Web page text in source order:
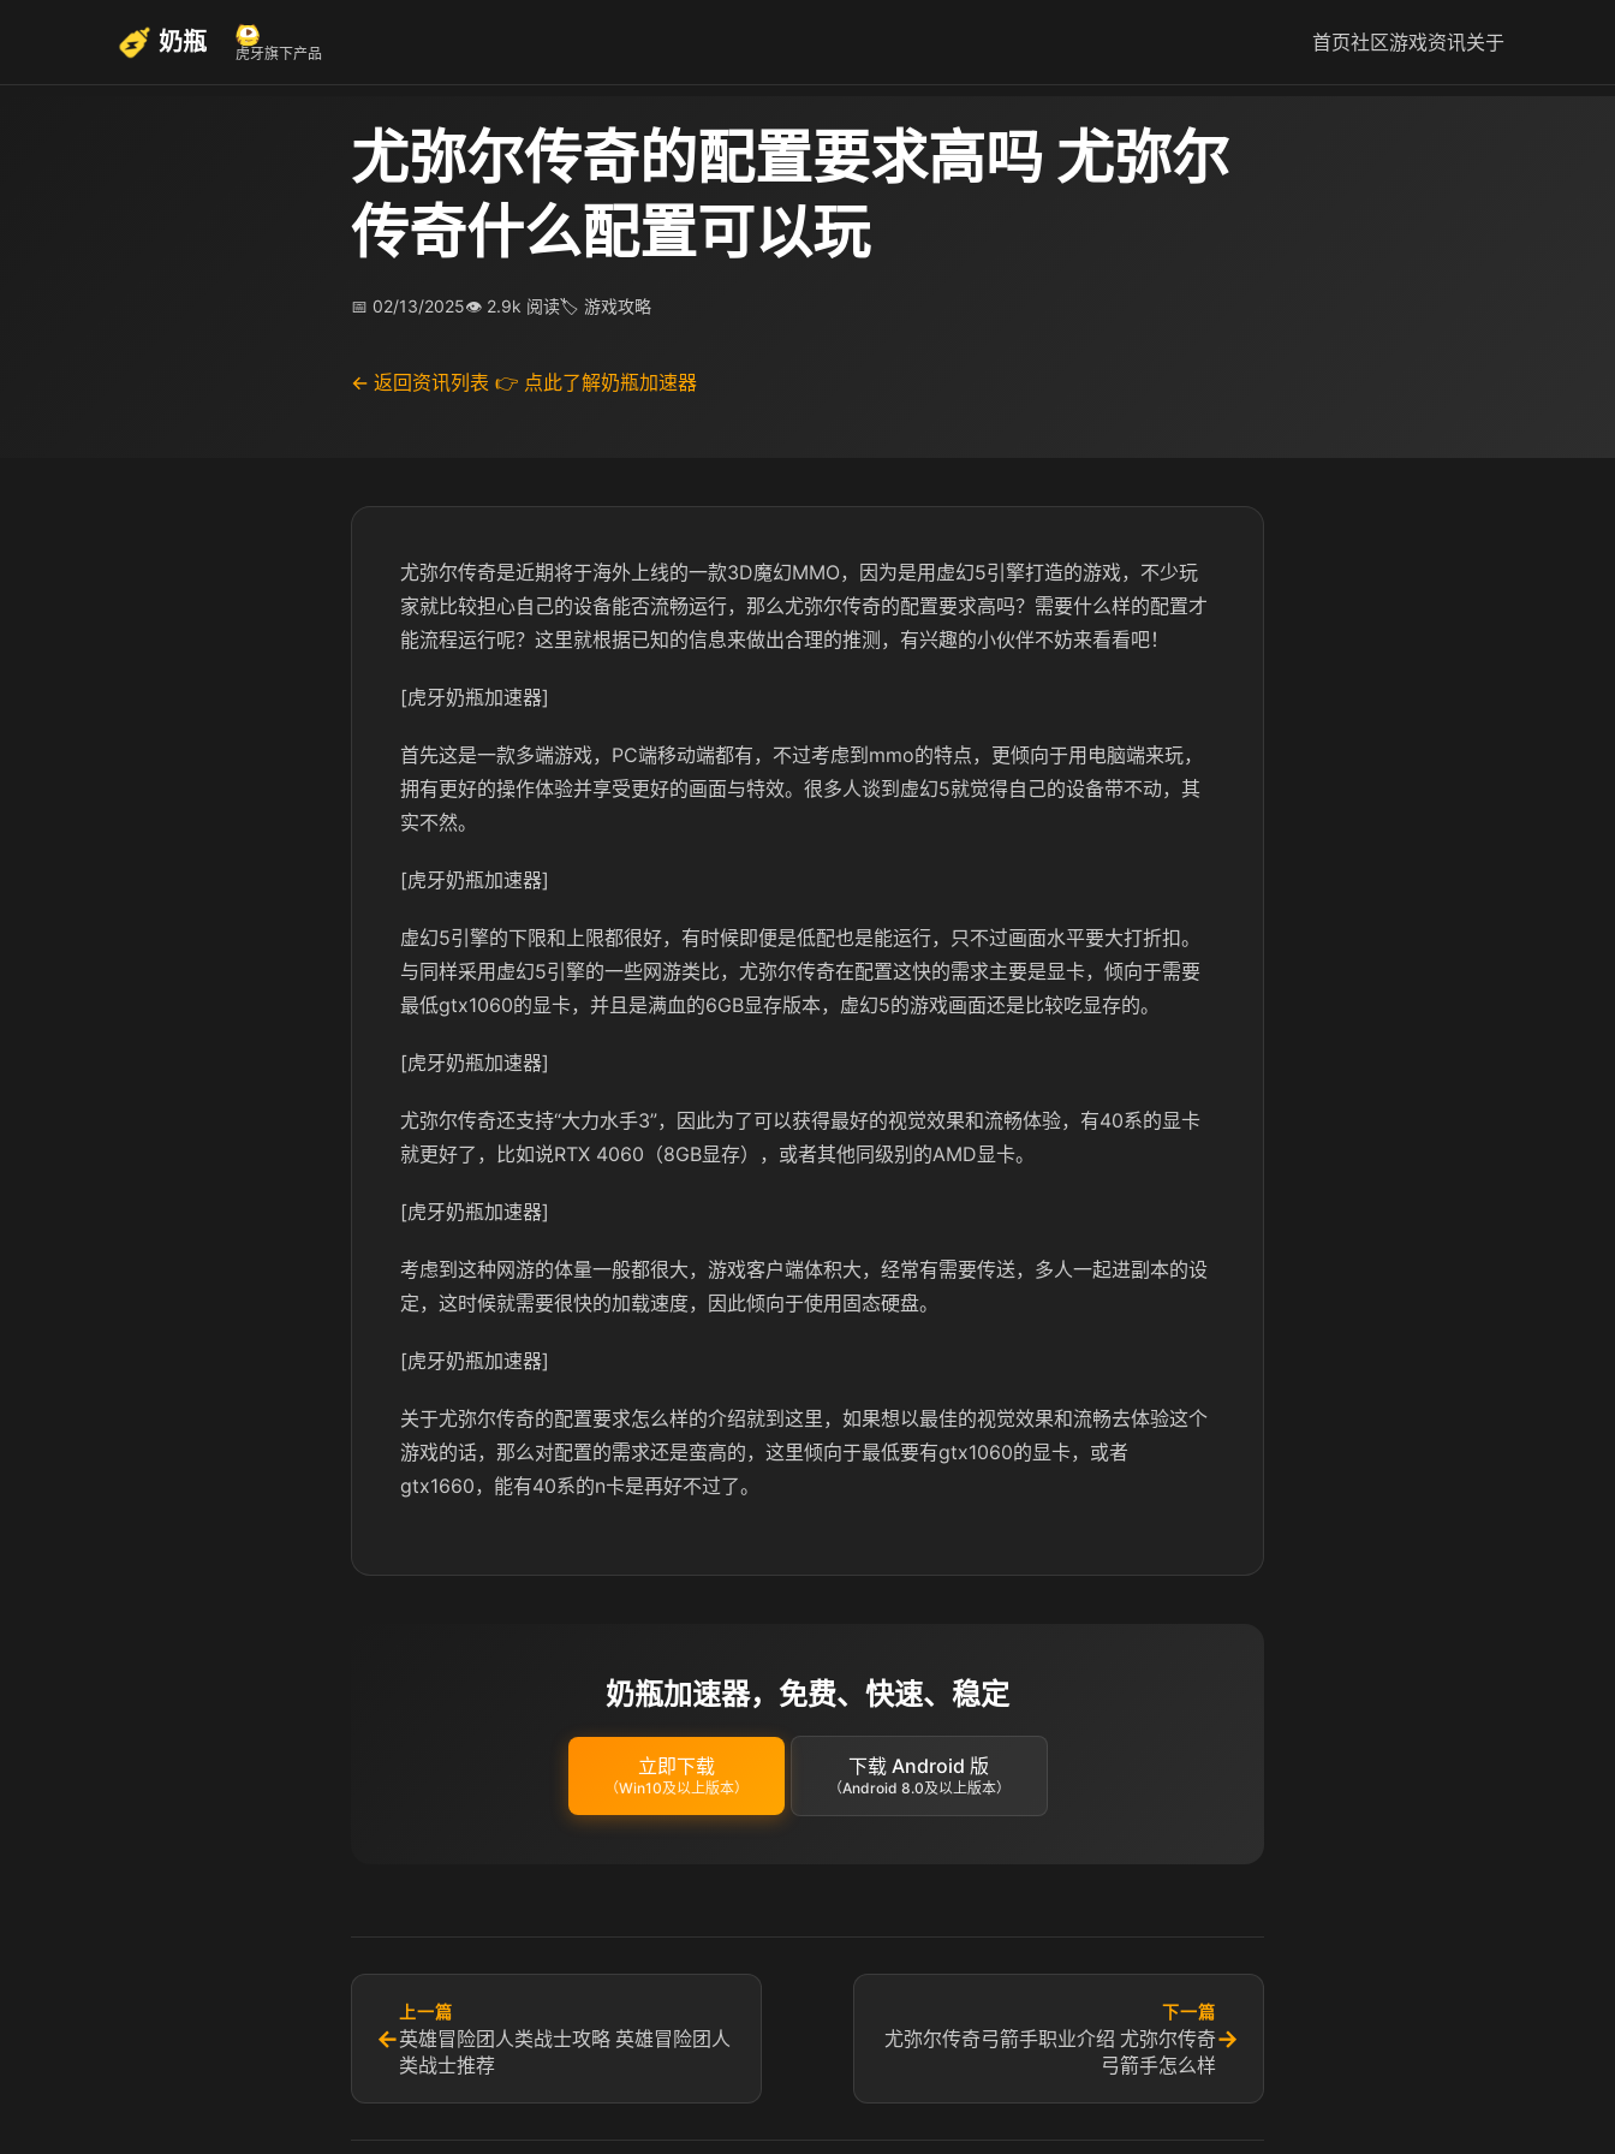
奶瓶 虎牙旗下产品 首页社区游戏资讯关于
尤弥尔传奇的配置要求高吗 尤弥尔
传奇什么配置可以玩​
📅 02/13/2025👁 2.9k 阅读🏷 游戏攻略
← 返回资讯列表 👉 点此了解奶瓶加速器
尤弥尔传奇是近期将于海外上线的一款3D魔幻MMO，因为是用虚幻5引擎打造的游戏，不少玩
家就比较担心自己的设备能否流畅运行，那么尤弥尔传奇的配置要求高吗？需要什么样的配置才
能流程运行呢？这里就根据已知的信息来做出合理的推测，有兴趣的小伙伴不妨来看看吧！
[虎牙奶瓶加速器]
首先这是一款多端游戏，PC端移动端都有，不过考虑到mmo的特点，更倾向于用电脑端来玩，
拥有更好的操作体验并享受更好的画面与特效。很多人谈到虚幻5就觉得自己的设备带不动，其
实不然。
[虎牙奶瓶加速器]
虚幻5引擎的下限和上限都很好，有时候即便是低配也是能运行，只不过画面水平要大打折扣。
与同样采用虚幻5引擎的一些网游类比，尤弥尔传奇在配置这快的需求主要是显卡，倾向于需要
最低gtx1060的显卡，并且是满血的6GB显存版本，虚幻5的游戏画面还是比较吃显存的。
[虎牙奶瓶加速器]
尤弥尔传奇还支持“大力水手3”，因此为了可以获得最好的视觉效果和流畅体验，有40系的显卡
就更好了，比如说RTX 4060（8GB显存），或者其他同级别的AMD显卡。
[虎牙奶瓶加速器]
考虑到这种网游的体量一般都很大，游戏客户端体积大，经常有需要传送，多人一起进副本的设
定，这时候就需要很快的加载速度，因此倾向于使用固态硬盘。
[虎牙奶瓶加速器]
关于尤弥尔传奇的配置要求怎么样的介绍就到这里，如果想以最佳的视觉效果和流畅去体验这个
游戏的话，那么对配置的需求还是蛮高的，这里倾向于最低要有gtx1060的显卡，或者
gtx1660，能有40系的n卡是再好不过了。
奶瓶加速器，免费、快速、稳定
立即下载
（Win10及以上版本）
下载 Android 版
（Android 8.0及以上版本）
←
上一篇
英雄冒险团人类战士攻略 英雄冒险团人
类战士推荐
下一篇
尤弥尔传奇弓箭手职业介绍 尤弥尔传奇
弓箭手怎么样​
→